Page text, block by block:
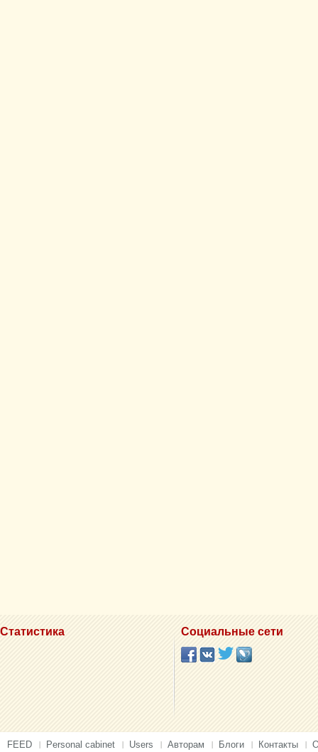
Статистика Социальные сети
FEED Personal cabinet Users Авторам Блоги Контакты